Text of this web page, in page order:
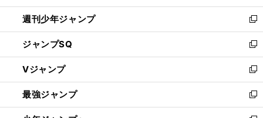
開
く
週刊少年ジャンプ
新
し
い
ウ
ィ
ン
ド
ウ
ジャンプSQ
新
し
い
ウ
ィ
ン
Vジャンプ
新
し
い
ウ
最強ジャンプ
新
し